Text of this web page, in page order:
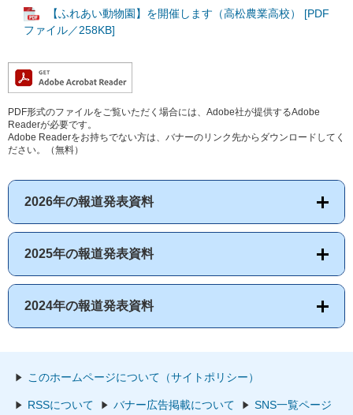
【ふれあい動物園】を開催します（高松農業高校） [PDF
ファイル／258KB]
PDF形式のファイルをご覧いただく場合には、Adobe社が提供するAdobe
Readerが必要です。
Adobe Readerをお持ちでない方は、バナーのリンク先からダウンロードしてく
ださい。（無料）
2026年の報道発表資料
2025年の報道発表資料
2024年の報道発表資料
このホームページについて（サイトポリシー）
RSSについて バナー広告掲載について SNS一覧ページ